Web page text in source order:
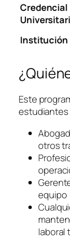
Credencial
Institución
Este
estudiantes
otros
equipo
laboral